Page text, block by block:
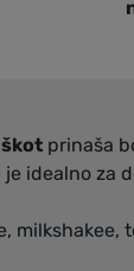
prinaša
idealno za
milkshakee,